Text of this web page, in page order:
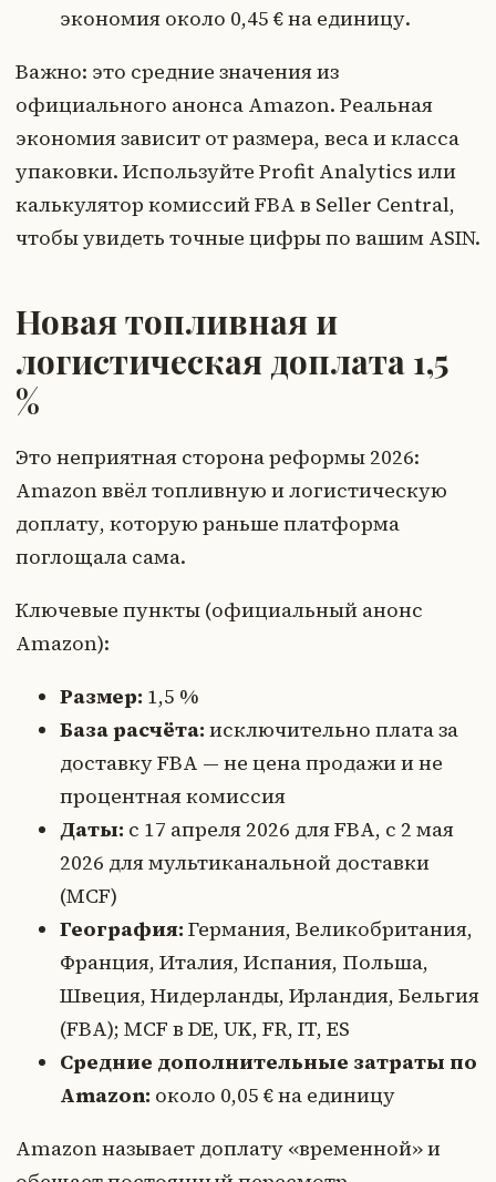
экономия около 0,45 € на единицу.
Важно: это средние значения из
официального анонса Amazon. Реальная
экономия зависит от размера, веса и класса
упаковки. Используйте Profit Analytics или
калькулятор комиссий FBA в Seller Central,
чтобы увидеть точные цифры по вашим ASIN.
Новая топливная и
логистическая доплата 1,5
%
Это неприятная сторона реформы 2026:
Amazon ввёл топливную и логистическую
доплату, которую раньше платформа
поглощала сама.
Ключевые пункты (официальный анонс
Amazon):
Размер: 1,5 %
База расчёта: исключительно плата за
доставку FBA — не цена продажи и не
процентная комиссия
Даты: с 17 апреля 2026 для FBA, с 2 мая
2026 для мультиканальной доставки
(MCF)
География: Германия, Великобритания,
Франция, Италия, Испания, Польша,
Швеция, Нидерланды, Ирландия, Бельгия
(FBA); MCF в DE, UK, FR, IT, ES
Средние дополнительные затраты по
Amazon: около 0,05 € на единицу
Amazon называет доплату «временной» и